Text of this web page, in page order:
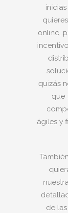
online,
quizás
que
ágiles y
de